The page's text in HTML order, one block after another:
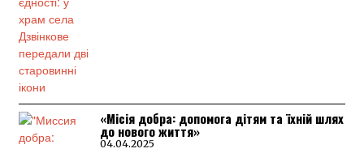
«Місія добра: допомога дітям та їхній шлях
до нового життя»
04.04.2025